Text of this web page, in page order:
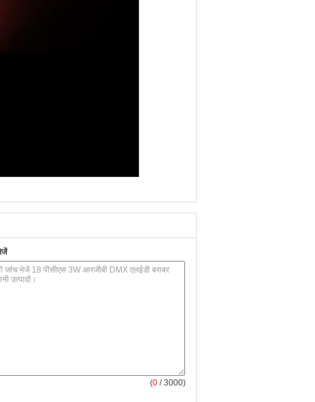
(0 / 3000)